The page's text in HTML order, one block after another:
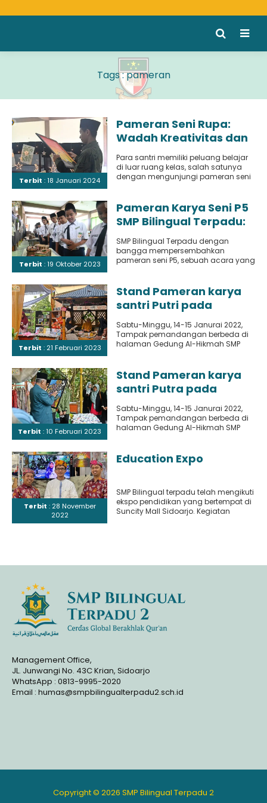
Tags : pameran
Terbit : 18 Januari 2024
Pameran Seni Rupa:
Wadah Kreativitas dan
Daya Kritis Para Santri
Para santri memiliki peluang belajar
di luar ruang kelas, salah satunya
dengan mengunjungi pameran seni
Terbit : 19 Oktober 2023
Pameran Karya Seni P5
SMP Bilingual Terpadu:
Menginspirasi Bakat
Muda
SMP Bilingual Terpadu dengan
bangga mempersembahkan
pameran seni P5, sebuah acara yang
Terbit : 21 Februari 2023
Stand Pameran karya
santri Putri pada
Kegiatan Parents Day
Sabtu-Minggu, 14-15 Janurai 2022,
Tampak pemandangan berbeda di
halaman Gedung Al-Hikmah SMP
Terbit : 10 Februari 2023
Stand Pameran karya
santri Putra pada
Kegiatan Parents Day
Sabtu-Minggu, 14-15 Janurai 2022,
Tampak pemandangan berbeda di
halaman Gedung Al-Hikmah SMP
Terbit : 28 November
2022
Education Expo
SMP Bilingual terpadu telah mengikuti
ekspo pendidikan yang bertempat di
Suncity Mall Sidoarjo. Kegiatan
Management Office,
JL. Junwangi No. 43C Krian, Sidoarjo
WhatsApp : 0813-9995-2020
Email : humas@smpbilingualterpadu2.sch.id
Copyright © 2026 SMP Bilingual Terpadu 2